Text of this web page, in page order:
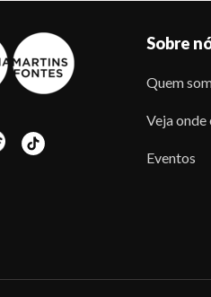
Sobre
Quem
Veja onde
Eventos